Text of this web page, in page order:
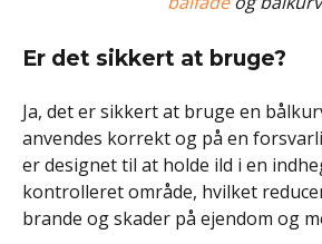
Er det sikkert at bruge?
Ja, det er sikkert at bruge en
anvendes korrekt og på en
er designet til at holde ild i en
kontrolleret område, hvilket
brande og skader på ejendom og